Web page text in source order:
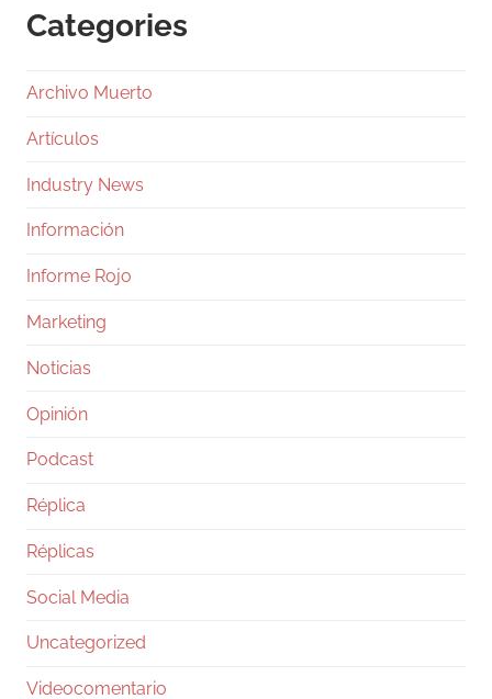
Categories
Archivo Muerto
Artículos
Industry News
Información
Informe Rojo
Marketing
Noticias
Opinión
Podcast
Réplica
Réplicas
Social Media
Uncategorized
Videocomentario